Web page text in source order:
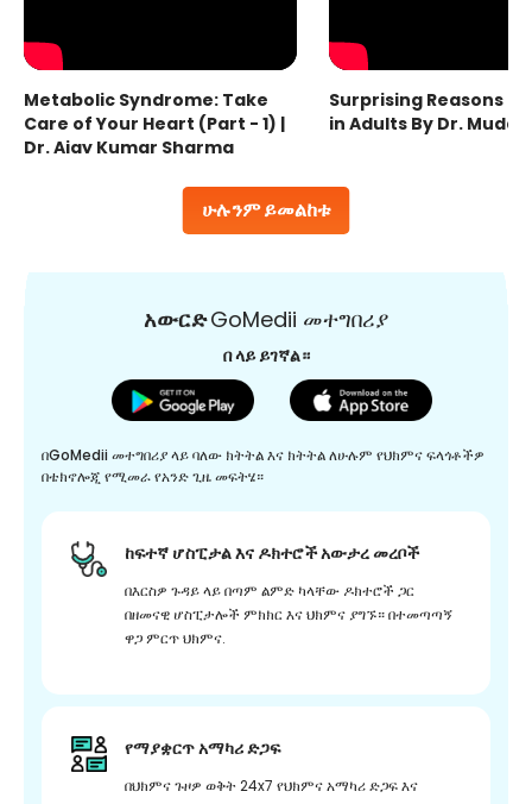
ሁሉንም ይመልከቱ
Metabolic Syndrome: Take
Care of Your Heart (Part - 1) |
Dr. Ajay Kumar Sharma
Surprising Reasons
in Adults By Dr.
አውርድGoMedii መተግበሪያ
በ ላይ ይገኛል።
በGoMedii መተግበሪያ ላይ ባለው ክትትል እና ክትትል ለሁሉም የህክምና ፍላጎቶችዎ
በቴክኖሎጂ የሚመራ የአንድ ጊዜ መፍትሄ።
ከፍተኛ ሆስፒታል እና ዶክተሮች አውታረ መረቦች
በእርስዎ ጉዳይ ላይ በጣም ልምድ ካላቸው ዶክተሮች ጋር
በዘመናዊ ሆስፒታሎች ምክክር እና ህክምና ያግኙ። በተመጣጣኝ
ዋጋ ምርጥ ህክምና.
የማያቋርጥ አማካሪ ድጋፍ
በህክምና ጉዞዎ ወቅት 24x7 የህክምና አማካሪ ድጋፍ እና